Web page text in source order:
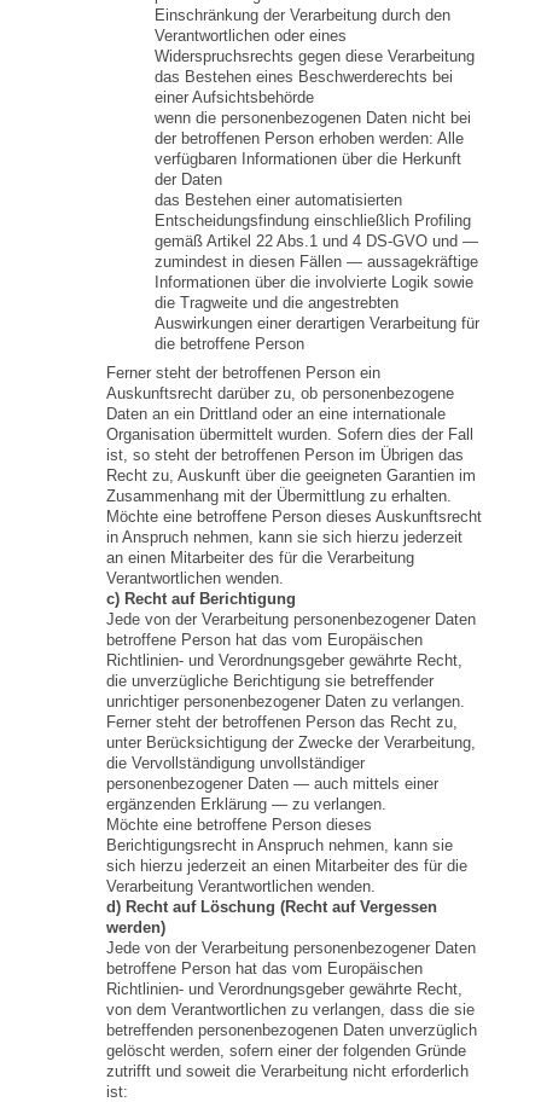
Einschränkung der Verarbeitung durch den
Verantwortlichen oder eines
Widerspruchsrechts gegen diese Verarbeitung
das Bestehen eines Beschwerderechts bei
einer Aufsichtsbehörde
wenn die personenbezogenen Daten nicht bei
der betroffenen Person erhoben werden: Alle
verfügbaren Informationen über die Herkunft
der Daten
das Bestehen einer automatisierten
Entscheidungsfindung einschließlich Profiling
gemäß Artikel 22 Abs.1 und 4 DS-GVO und —
zumindest in diesen Fällen — aussagekräftige
Informationen über die involvierte Logik sowie
die Tragweite und die angestrebten
Auswirkungen einer derartigen Verarbeitung für
die betroffene Person
Ferner steht der betroffenen Person ein
Auskunftsrecht darüber zu, ob personenbezogene
Daten an ein Drittland oder an eine internationale
Organisation übermittelt wurden. Sofern dies der Fall
ist, so steht der betroffenen Person im Übrigen das
Recht zu, Auskunft über die geeigneten Garantien im
Zusammenhang mit der Übermittlung zu erhalten.
Möchte eine betroffene Person dieses Auskunftsrecht
in Anspruch nehmen, kann sie sich hierzu jederzeit
an einen Mitarbeiter des für die Verarbeitung
Verantwortlichen wenden.
c) Recht auf Berichtigung
Jede von der Verarbeitung personenbezogener Daten
betroffene Person hat das vom Europäischen
Richtlinien- und Verordnungsgeber gewährte Recht,
die unverzügliche Berichtigung sie betreffender
unrichtiger personenbezogener Daten zu verlangen.
Ferner steht der betroffenen Person das Recht zu,
unter Berücksichtigung der Zwecke der Verarbeitung,
die Vervollständigung unvollständiger
personenbezogener Daten — auch mittels einer
ergänzenden Erklärung — zu verlangen.
Möchte eine betroffene Person dieses
Berichtigungsrecht in Anspruch nehmen, kann sie
sich hierzu jederzeit an einen Mitarbeiter des für die
Verarbeitung Verantwortlichen wenden.
d) Recht auf Löschung (Recht auf Vergessen
werden)
Jede von der Verarbeitung personenbezogener Daten
betroffene Person hat das vom Europäischen
Richtlinien- und Verordnungsgeber gewährte Recht,
von dem Verantwortlichen zu verlangen, dass die sie
betreffenden personenbezogenen Daten unverzüglich
gelöscht werden, sofern einer der folgenden Gründe
zutrifft und soweit die Verarbeitung nicht erforderlich
ist: